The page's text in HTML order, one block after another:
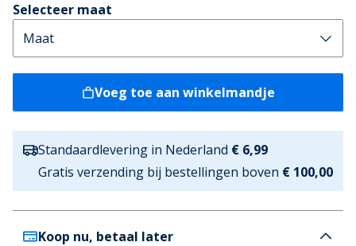
Selecteer maat
Voeg toe aan winkelmandje
Standaardlevering in Nederland € 6,99
Gratis verzending bij bestellingen boven € 100,00
Koop nu, betaal later